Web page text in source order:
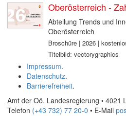
Oberösterreich -
Abteilung Trends und
Oberösterreich
Broschüre | 2026 |
Titelbild: vectorygraphics
Impressum.
Datenschutz.
Barrierefreiheit.
Amt der Oö. Landesregierung • 4021
Telefon (+43 732) 77 20-0 • E-Mail